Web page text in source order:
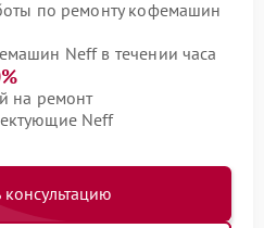
по ремонту кофемашин
Neff в течении часа
на ремонт
Neff
консультацию